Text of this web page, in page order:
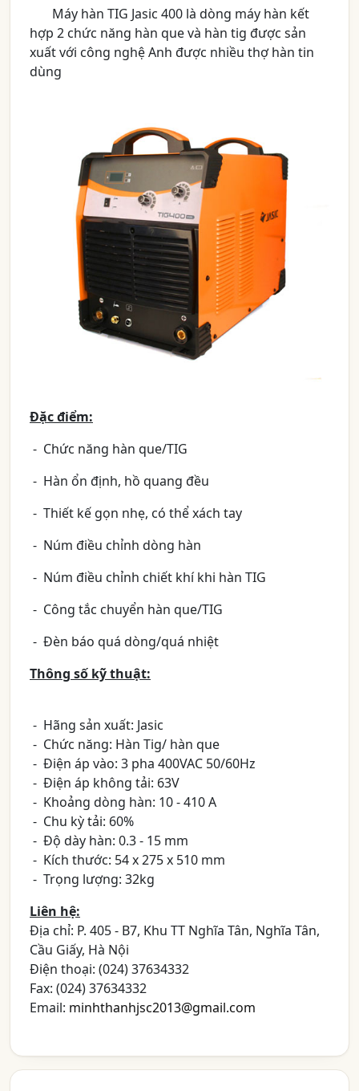
Máy hàn TIG Jasic 400 là dòng máy hàn kết
hợp 2 chức năng hàn que và hàn tig được sản
xuất với công nghệ Anh được nhiều thợ hàn tin
dùng
Đặc điểm:
- Chức năng hàn que/TIG
- Hàn ổn định, hồ quang đều
- Thiết kế gọn nhẹ, có thể xách tay
- Núm điều chỉnh dòng hàn
- Núm điều chỉnh chiết khí khi hàn TIG
- Công tắc chuyển hàn que/TIG
- Đèn báo quá dòng/quá nhiệt
Thông số kỹ thuật:
- Hãng sản xuất: Jasic
- Chức năng: Hàn Tig/ hàn que
- Điện áp vào: 3 pha 400VAC 50/60Hz
- Điện áp không tải: 63V
- Khoảng dòng hàn: 10 - 410 A
- Chu kỳ tải: 60%
- Độ dày hàn: 0.3 - 15 mm
- Kích thước: 54 x 275 x 510 mm
- Trọng lượng: 32kg
Liên hệ:
Địa chỉ: P. 405 - B7, Khu TT Nghĩa Tân, Nghĩa Tân,
Cầu Giấy, Hà Nội
Điện thoại: (024) 37634332
Fax: (024) 37634332
Email: minhthanhjsc2013@gmail.com